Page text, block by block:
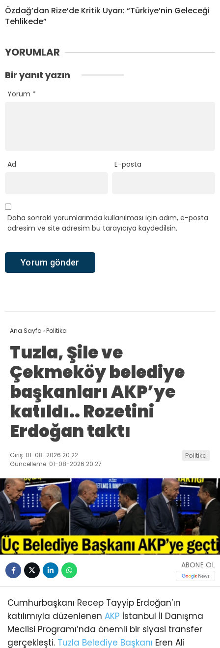
Özdağ’dan Rize’de Kritik Uyarı: “Türkiye’nin Geleceği
Tehlikede”
YORUMLAR
Bir yanıt yazın
Yorum *
Ad E-posta
Daha sonraki yorumlarımda kullanılması için adım, e-posta
adresim ve site adresim bu tarayıcıya kaydedilsin.
Ana Sayfa ›Politika
Tuzla, Şile ve
Çekmeköy belediye
başkanları AKP’ye
katıldı.. Rozetini
Erdoğan taktı
Giriş: 01-08-2026 20:22
Güncelleme: 01-08-2026 20:27
Politika
ABONE OL
Cumhurbaşkanı Recep Tayyip Erdoğan’ın
katılımıyla düzenlenen AKP İstanbul İl Danışma
Meclisi Programı’nda önemli bir siyasi transfer
gerçekleşti. Tuzla Belediye Başkanı Eren Ali